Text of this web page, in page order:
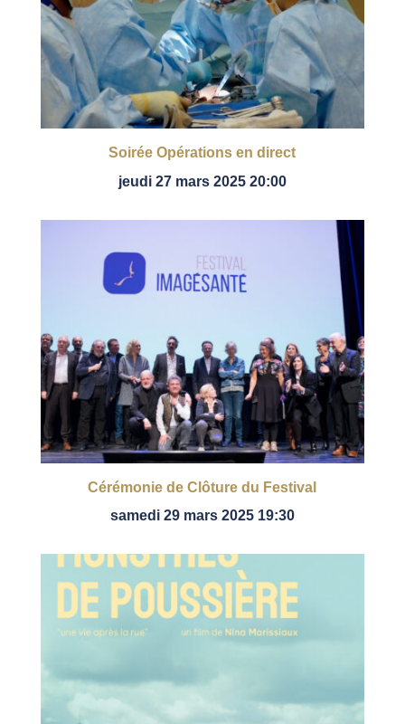
Soirée Opérations en direct
jeudi 27 mars 2025 20:00
Cérémonie de Clôture du Festival
samedi 29 mars 2025 19:30